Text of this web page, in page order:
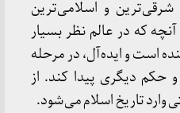
شرقی‌ترین و اسلامی‌ترین
که در عالم نظر بسیار
است و ایده‌آل، در مرحله
دیگری پیدا کند. از
تاریخ اسلام می‌شود.